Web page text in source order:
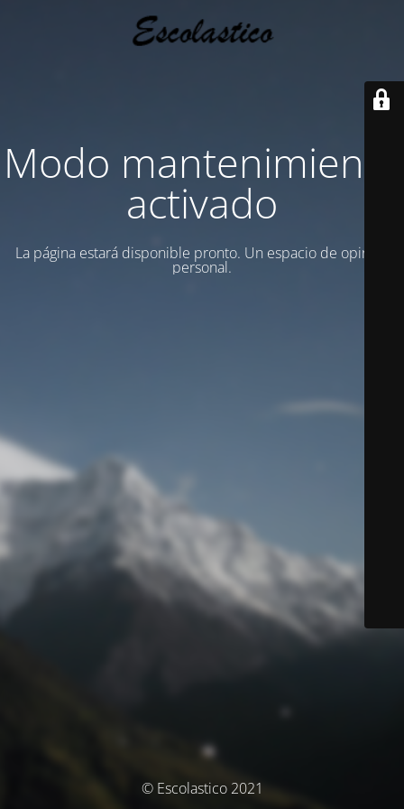
Modo mantenimiento
activado
La página estará disponible pronto. Un espacio de opinion
personal.
© Escolastico 2021